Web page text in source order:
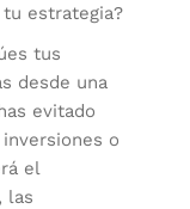
estrategia?
tus
desde una
evitado
o
el
las